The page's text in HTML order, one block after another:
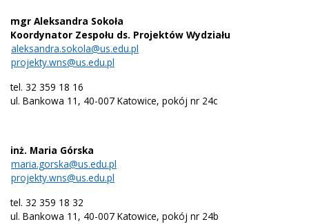
mgr Aleksandra Sokoła
Koordynator Zespołu ds. Projektów Wydziału
aleksandra.sokola@us.edu.pl
projekty.wns@us.edu.pl
tel. 32 359 18 16
ul. Bankowa 11, 40-007 Katowice, pokój nr 24c
inż. Maria Górska
maria.gorska@us.edu.pl
projekty.wns@us.edu.pl
tel. 32 359 18 32
ul. Bankowa 11, 40-007 Katowice, pokój nr 24b